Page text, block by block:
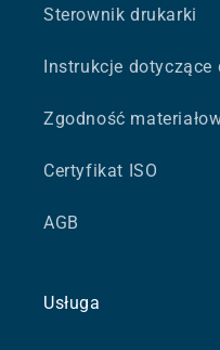
Sterownik drukarki
Instrukcje dotyczące
Zgodność
Certyfikat ISO
AGB
Usługa